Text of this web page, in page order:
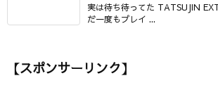
実は待ち待ってた TATSUJIN
だ一度もプレイ ...
【スポンサーリンク】